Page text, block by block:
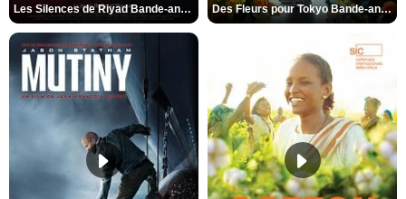
Les Silences de Riyad Bande-annonce VO STFR Des Fleurs pour Tokyo Bande-annonce VO STFR